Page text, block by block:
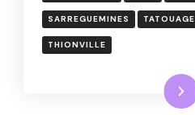
SARREGUEMINES
THIONVILLE
Lire la suite